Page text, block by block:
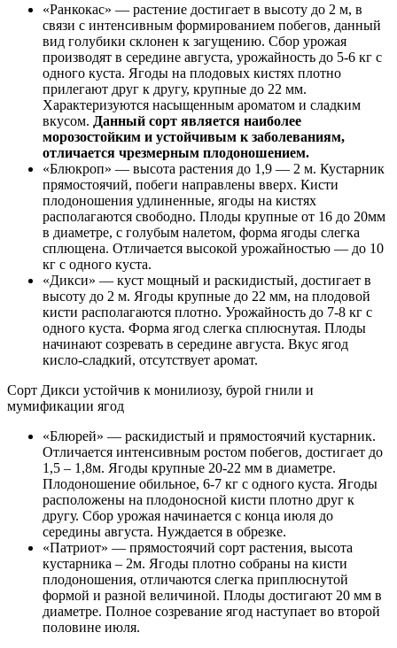
«Ранкокас» — растение достигает в высоту до 2 м, в
связи с интенсивным формированием побегов, данный
вид голубики склонен к загущению. Сбор урожая
производят в середине августа, урожайность до 5-6 кг с
одного куста. Ягоды на плодовых кистях плотно
прилегают друг к другу, крупные до 22 мм.
Характеризуются насыщенным ароматом и сладким
вкусом. Данный сорт является наиболее
морозостойким и устойчивым к заболеваниям,
отличается чрезмерным плодоношением.
«Блюкроп» — высота растения до 1,9 — 2 м. Кустарник
прямостоячий, побеги направлены вверх. Кисти
плодоношения удлиненные, ягоды на кистях
располагаются свободно. Плоды крупные от 16 до 20мм
в диаметре, с голубым налетом, форма ягоды слегка
сплющена. Отличается высокой урожайностью — до 10
кг с одного куста.
«Дикси» — куст мощный и раскидистый, достигает в
высоту до 2 м. Ягоды крупные до 22 мм, на плодовой
кисти располагаются плотно. Урожайность до 7-8 кг с
одного куста. Форма ягод слегка сплюснутая. Плоды
начинают созревать в середине августа. Вкус ягод
кисло-сладкий, отсутствует аромат.
Сорт Дикси устойчив к монилиозу, бурой гнили и
мумификации ягод
«Блюрей» — раскидистый и прямостоячий кустарник.
Отличается интенсивным ростом побегов, достигает до
1,5 – 1,8м. Ягоды крупные 20-22 мм в диаметре.
Плодоношение обильное, 6-7 кг с одного куста. Ягоды
расположены на плодоносной кисти плотно друг к
другу. Сбор урожая начинается с конца июля до
середины августа. Нуждается в обрезке.
«Патриот» — прямостоячий сорт растения, высота
кустарника – 2м. Ягоды плотно собраны на кисти
плодоношения, отличаются слегка приплюснутой
формой и разной величиной. Плоды достигают 20 мм в
диаметре. Полное созревание ягод наступает во второй
половине июля.